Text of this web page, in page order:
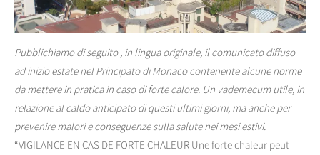
Pubblichiamo di seguito , in lingua originale, il comunicato diffuso
ad inizio estate nel Principato di Monaco contenente alcune norme
da mettere in pratica in caso di forte calore. Un vademecum utile, in
relazione al caldo anticipato di questi ultimi giorni, ma anche per
prevenire malori e conseguenze sulla salute nei mesi estivi.
“VIGILANCE EN CAS DE FORTE CHALEUR Une forte chaleur peut